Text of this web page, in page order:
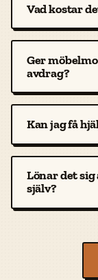
Vad kostar
Ger
avdrag?
Kan jag få
Lönar det
själv?